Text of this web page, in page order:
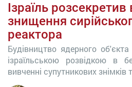
Ізраїль
знищення
реактора
Будівництво ядерного
ізраїльською розвідкою в
вивченні супутникових знімків